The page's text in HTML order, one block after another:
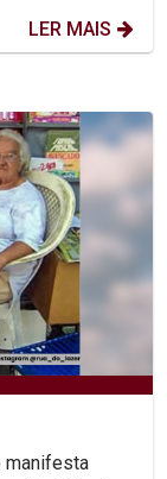
LER MAIS
manifesta